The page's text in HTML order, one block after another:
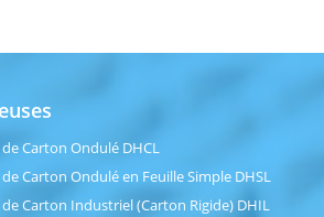
Carton Ondulé DHCL
Carton Ondulé en Feuille Simple DHSL
Carton Industriel (Carton Rigide) DHIL